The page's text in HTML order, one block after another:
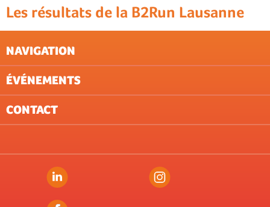
Les résultats de la B2Run Lausanne
NAVIGATION
NEWSLETTER
CONDITIONS GÉNÉRALES
PROTECTION DES DONNÉES (ÉVÉNEMENTS)
IMPRESSUM
ÉVÉNEMENTS
ZUG
LAUSANNE
ZÜRICH
CONTACT